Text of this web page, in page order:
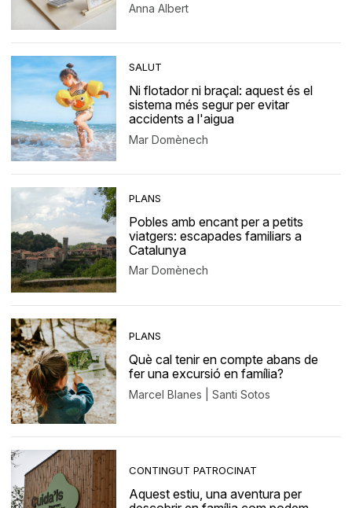
Anna Albert
SALUT
Ni flotador ni braçal: aquest és el
sistema més segur per evitar
accidents a l'aigua
Mar Domènech
PLANS
Pobles amb encant per a petits
viatgers: escapades familiars a
Catalunya
Mar Domènech
PLANS
Què cal tenir en compte abans de
fer una excursió en família?
Marcel Blanes | Santi Sotos
CONTINGUT PATROCINAT
Aquest estiu, una aventura per